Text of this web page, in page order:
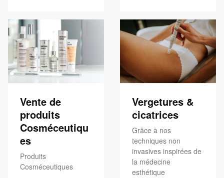
Vente de
produits
Cosméceutiqu
es
Produits
Cosméceutiques
Vergetures &
cicatrices
Grâce à nos
techniques non
invasives inspirées de
la médecine
esthétique